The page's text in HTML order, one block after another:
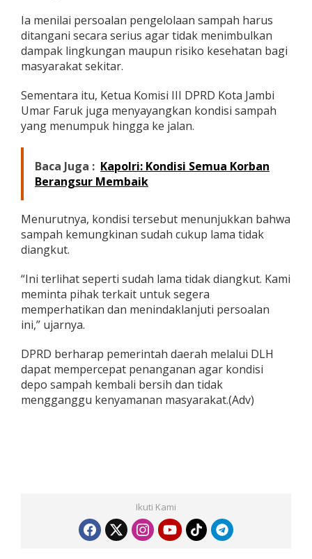
Ia menilai persoalan pengelolaan sampah harus
ditangani secara serius agar tidak menimbulkan
dampak lingkungan maupun risiko kesehatan bagi
masyarakat sekitar.
Sementara itu, Ketua Komisi III DPRD Kota Jambi
Umar Faruk juga menyayangkan kondisi sampah
yang menumpuk hingga ke jalan.
Baca Juga : Kapolri: Kondisi Semua Korban
Berangsur Membaik
Menurutnya, kondisi tersebut menunjukkan bahwa
sampah kemungkinan sudah cukup lama tidak
diangkut.
“Ini terlihat seperti sudah lama tidak diangkut. Kami
meminta pihak terkait untuk segera
memperhatikan dan menindaklanjuti persoalan
ini,” ujarnya.
DPRD berharap pemerintah daerah melalui DLH
dapat mempercepat penanganan agar kondisi
depo sampah kembali bersih dan tidak
mengganggu kenyamanan masyarakat.(Adv)
Ikuti Kami